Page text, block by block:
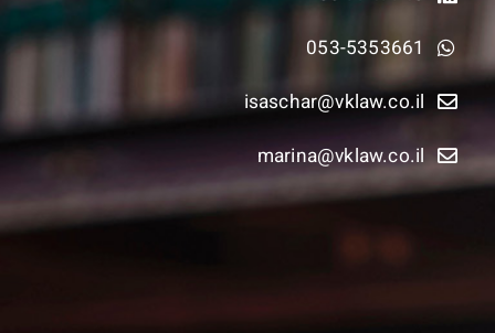
053-5353661
isaschar@vklaw.co.il
marina@vklaw.co.il